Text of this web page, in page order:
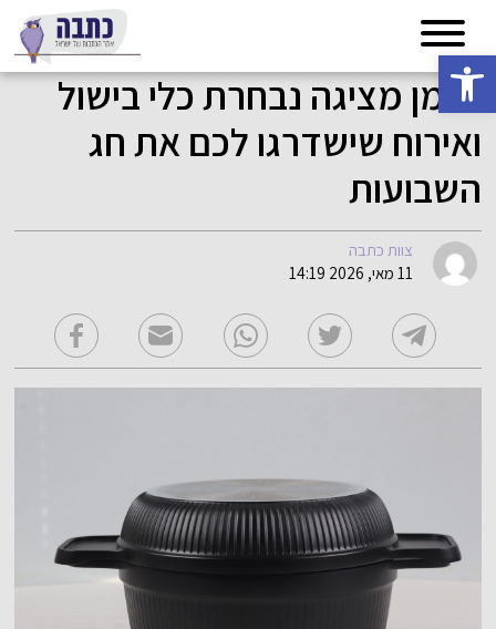
פתח סרגל נגישות
נעמן מציגה נבחרת כלי בישול
ואירוח שישדרגו לכם את חג
השבועות
צוות כתבה
11 מאי, 2026 14:19